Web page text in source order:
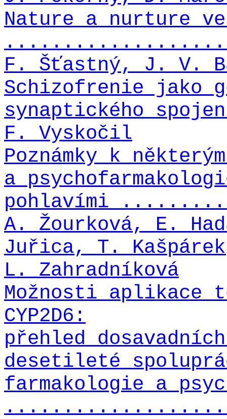
Nature a nurture
F. Šťastný, J. V.
Schizofrenie jako
synaptického
F. Vyskočil
Poznámky k
a
pohlavími
A. Žourková, E.
Juřica, T.
L. Zahradníková
Možnosti
CYP2D6:
přehled
desetileté
farmakologie a